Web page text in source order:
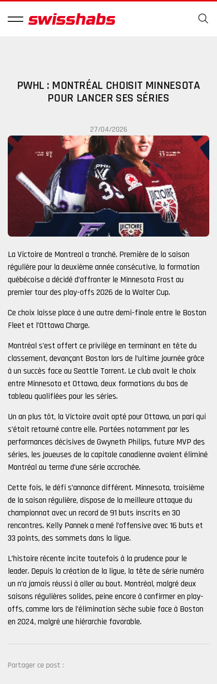
PWHL : MONTRÉAL CHOISIT MINNESOTA
POUR LANCER SES SÉRIES
27/04/2026
La Victoire de Montreal a tranché. Première de la saison
régulière pour la deuxième année consécutive, la formation
québécoise a décidé d’affronter le Minnesota Frost au
premier tour des play-offs 2026 de la Walter Cup.
Ce choix laisse place à une autre demi-finale entre le Boston
Fleet et l’Ottawa Charge.
Montréal s’est offert ce privilège en terminant en tête du
classement, devançant Boston lors de l’ultime journée grâce
à un succès face au Seattle Torrent. Le club avait le choix
entre Minnesota et Ottawa, deux formations du bas de
tableau qualifiées pour les séries.
Un an plus tôt, la Victoire avait opté pour Ottawa, un pari qui
s’était retourné contre elle. Portées notamment par les
performances décisives de Gwyneth Philips, future MVP des
séries, les joueuses de la capitale canadienne avaient éliminé
Montréal au terme d’une série accrochée.
Cette fois, le défi s’annonce différent. Minnesota, troisième
de la saison régulière, dispose de la meilleure attaque du
championnat avec un record de 91 buts inscrits en 30
rencontres. Kelly Pannek a mené l’offensive avec 16 buts et
33 points, des sommets dans la ligue.
L’histoire récente incite toutefois à la prudence pour le
leader. Depuis la création de la ligue, la tête de série numéro
un n’a jamais réussi à aller au bout. Montréal, malgré deux
saisons régulières solides, peine encore à confirmer en play-
offs, comme lors de l’élimination sèche subie face à Boston
en 2024, malgré une hiérarchie favorable.
Partager ce post :